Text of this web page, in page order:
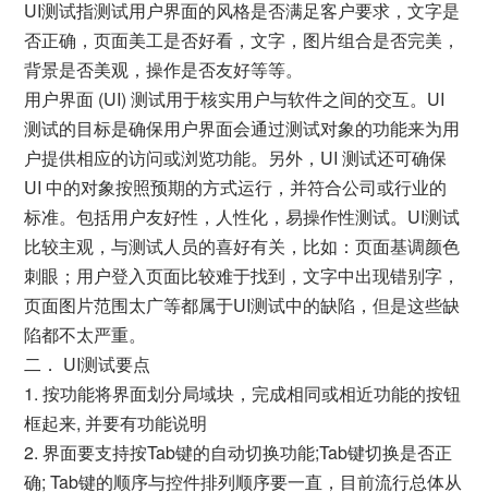
UI测试指测试用户界面的风格是否满足客户要求，文字是
否正确，页面美工是否好看，文字，图片组合是否完美，
背景是否美观，操作是否友好等等。
用户界面 (UI) 测试用于核实用户与软件之间的交互。UI
测试的目标是确保用户界面会通过测试对象的功能来为用
户提供相应的访问或浏览功能。另外，UI 测试还可确保
UI 中的对象按照预期的方式运行，并符合公司或行业的
标准。包括用户友好性，人性化，易操作性测试。UI测试
比较主观，与测试人员的喜好有关，比如：页面基调颜色
刺眼；用户登入页面比较难于找到，文字中出现错别字，
页面图片范围太广等都属于UI测试中的缺陷，但是这些缺
陷都不太严重。
二． UI测试要点
1. 按功能将界面划分局域块，完成相同或相近功能的按钮
框起来, 并要有功能说明
2. 界面要支持按Tab键的自动切换功能;Tab键切换是否正
确; Tab键的顺序与控件排列顺序要一直，目前流行总体从